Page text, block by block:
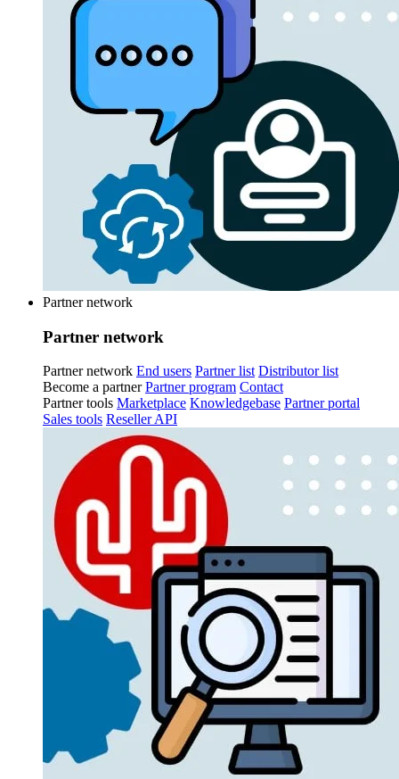
Partner network
Partner network
Partner network End users Partner list Distributor list
Become a partner Partner program Contact
Partner tools Marketplace Knowledgebase Partner portal
Sales tools Reseller API